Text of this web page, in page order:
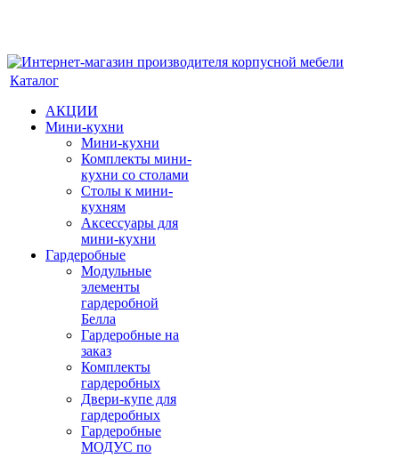
Каталог
АКЦИИ
Мини-кухни
Мини-кухни
Комплекты мини-
кухни со столами
Столы к мини-
кухням
Аксессуары для
мини-кухни
Гардеробные
Модульные
элементы
гардеробной
Белла
Гардеробные на
заказ
Комплекты
гардеробных
Двери-купе для
гардеробных
Гардеробные
МОДУС по